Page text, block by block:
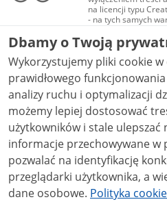
na licencji typu
- na tych samych
Materiały
audio i wideo, są
Creative Commons:
niekomercyjne - bez
NC-ND 4.0), o ile
Dbamy o Twoją
Wykorzystujemy pliki cookie
prawidłowego
analizy ruchu i optymalizacji
możemy lepiej dostosować
użytkowników i stale ulepszać nasze
informacje przechowywane w
pozwalać na identyfikację
przeglądarki użytkownika, a
dane osobowe. Polityka